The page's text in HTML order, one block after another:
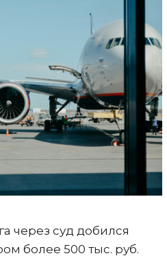
через суд добился
более 500 тыс. руб.